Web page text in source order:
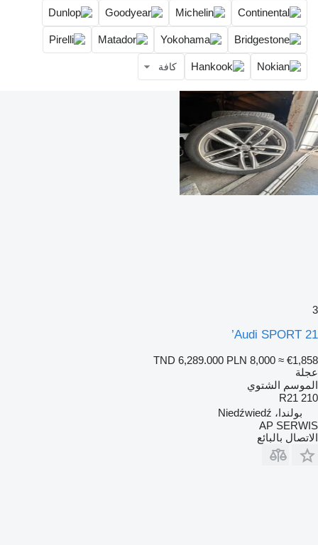
كافة
3
Audi SPORT 21’
TND 6,289.000 PLN 8,000 ≈ €1,858
عجلة
الموسم الشتوي
210 R21
بولندا، Niedźwiedź
AP SERWIS
الاتصال بالبائع